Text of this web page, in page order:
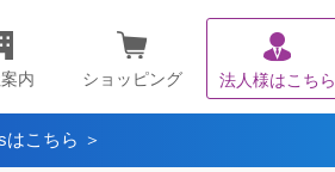
内 ショッピング 法人様はこちら
こちら ＞